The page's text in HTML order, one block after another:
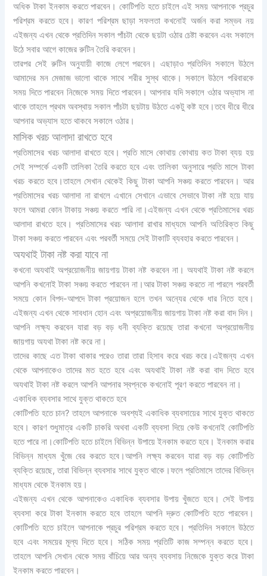
অধিক টাকা ইনকাম করতে পারবেন। কোটিপতি হতে চাইলে এই সময় আপনাকে প্রচুর
পরিশ্রম করতে হবে। কারণ পরিশ্রম ছাড়া সফলতা কখনোই অর্জন করা সম্ভব নয়
এইজন্য এখন থেকে প্রতিদিন সকাল পাঁচটা থেকে ছয়টা ওঠার চেষ্টা করবেন এবং সকালে
উঠে সবার আগে কাজের রুটিন তৈরি করবেন।
তারপর সেই রুটিন অনুযায়ী কাজে লেগে পরবেন। এছাড়াও প্রতিদিন সকালে উঠলে
আমাদের মন মেজাজ ভালো থাকে সাথে শরীর সুস্থ থাকে। সকালে উঠলে পরিবারকে
সময় দিতে পারবেন নিজেকে সময় দিতে পারবেন। আপনার যদি সকালে ওঠার অভ্যাস না
থাকে তাহলে প্রথম অবস্থায় সকাল পাঁচটা ছয়টায় উঠতে একটু কষ্ট হবে।তবে ধীরে ধীরে
আপনার অভ্যাস হতে থাকবে সকালে ওঠার।
মাসিক খরচ আলাদা রাখতে হবে
প্রতিমাসের খরচ আলাদা রাখতে হবে। প্রতি মাসে কোথায় কোথায় কত টাকা ব্যয় হয়
সেই সম্পর্কে একটি তালিকা তৈরি করতে হবে এবং তালিকা অনুসারে প্রতি মাসে টাকা
খরচ করতে হবে।তাহলে সেখান থেকেই কিছু টাকা আপনি সঞ্চয় করতে পারবেন। আর
প্রতিমাসের খরচ আলাদা না রাখলে এখানে সেখানে এভাবে সেভাবে টাকা নষ্ট হয়ে যায়
ফলে আমরা কোন টাকায় সঞ্চয় করতে পারি না।এইজন্য এখন থেকে প্রতিমাসের খরচ
আলাদা রাখতে হবে। প্রতিমাসের খরচ আলাদা রাখার মাধ্যমে আপনি অতিরিক্ত কিছু
টাকা সঞ্চয় করতে পারবেন এবং পরবর্তী সময়ে সেই টাকাটি ব্যবহার করতে পারবেন।
অযথাই টাকা নষ্ট করা যাবে না
কখনো অযথাই অপ্রয়োজনীয় জায়গায় টাকা নষ্ট করবেন না। অযথাই টাকা নষ্ট করলে
আপনি কখনোই টাকা সঞ্চয় করতে পারবেন না।আর টাকা সঞ্চয় করতে না পারলে পরবর্তী
সময়ে কোন বিপদ-আপদে টাকা প্রয়োজন হলে তখন অন্যের থেকে ধার নিতে হবে।
এইজন্য এখন থেকে সাবধান হোন এবং অপ্রয়োজনীয় জায়গায় টাকা নষ্ট করা বাদ দিন।
আপনি লক্ষ্য করবেন যারা বড় বড় ধনী ব্যক্তি রয়েছে তারা কখনো অপ্রয়োজনীয়
জায়গায় অযথা টাকা নষ্ট করে না।
তাদের কাছে এত টাকা থাকার পরেও তারা তারা হিসাব করে খরচ করে।এইজন্য এখন
থেকে আপনাকেও তাদের মত হতে হবে এবং অযথাই টাকা নষ্ট করা বাদ দিতে হবে
অযথাই টাকা নষ্ট করলে আপনি আপনার স্বপ্নকে কখনোই পূরণ করতে পারবেন না।
একাধিক ব্যবসার সাথে যুক্ত থাকতে হবে
কোটিপতি হতে চান? তাহলে আপনাকে অবশ্যই একাধিক ব্যবসায়ের সাথে যুক্ত থাকতে
হবে। কারণ শুধুমাত্র একটি চাকরি অথবা একটি ব্যবসা দিয়ে কেউ কখনোই কোটিপতি
হতে পারে না।কোটিপতি হতে চাইলে বিভিন্ন উপায়ে ইনকাম করতে হবে। ইনকাম করার
বিভিন্ন মাধ্যম খুঁজে বের করতে হবে।আপনি লক্ষ্য করবেন যারা বড় বড় কোটিপতি
ব্যক্তি রয়েছে, তারা বিভিন্ন ব্যবসার সাথে যুক্ত থাকে।ফলে প্রতিমাসে তাদের বিভিন্ন
মাধ্যম থেকে ইনকাম হয়।
এইজন্য এখন থেকে আপনাকেও একাধিক ব্যবসার উপায় খুঁজতে হবে। সেই উপায়
ব্যবসা করে টাকা ইনকাম করতে হবে তাহলে আপনি দ্রুত কোটিপতি হতে পারবেন।
কোটিপতি হতে চাইলে আপনাকে প্রচুর পরিশ্রম করতে হবে। প্রতিদিন সকালে উঠতে
হবে এবং সময়ের মূল্য দিতে হবে। সঠিক সময় প্রতিটি কাজ সম্পন্ন করতে হবে।
তাহলে আপনি সেখান থেকে সময় বাঁচিয়ে আর অন্য ব্যবসায় নিজেকে যুক্ত করে টাকা
ইনকাম করতে পারবেন।